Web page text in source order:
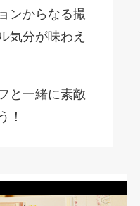
ンからなる撮
気分が味わえ
と一緒に素敵
！